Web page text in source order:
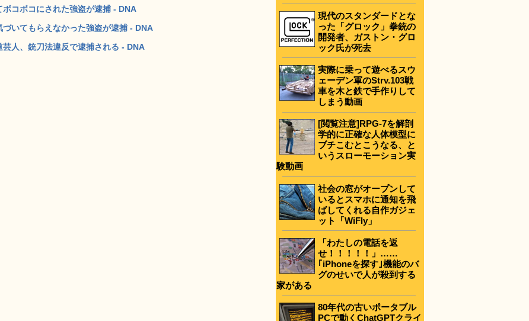
コボコにされた強盗が逮捕 - DNA
いてもらえなかった強盗が逮捕 - DNA
人、銃刀法違反で逮捕される - DNA
現代のスタンダードとな
った「グロック」拳銃の
開発者、ガストン・グロ
ック氏が死去
実際に乗って遊べるスウ
ェーデン軍のStrv.103戦
車を木と鉄で手作りして
しまう動画
[閲覧注意]RPG-7を解剖
学的に正確な人体模型に
ブチこむとこうなる、と
いうスローモーション実
験動画
社会の窓がオープンして
いるとスマホに通知を飛
ばしてくれる自作ガジェ
ット「WiFly」
「わたしの電話を返
せ！！！！！」……
｢iPhoneを探す｣機能のバ
グのせいで人が殺到する
家がある
80年代の古いポータブル
PCで動くChatGPTクライ